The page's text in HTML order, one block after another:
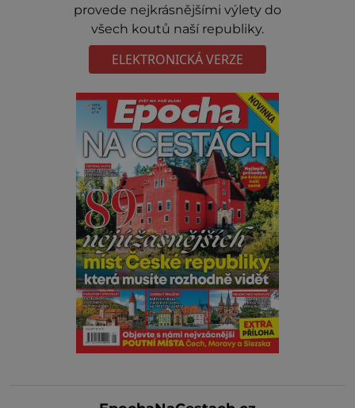
provede nejkrásnějšími výlety do
všech koutů naší republiky.
ELEKTRONICKÁ VERZE